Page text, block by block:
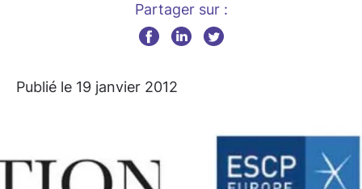
Partager sur :
Publié le 19 janvier 2012